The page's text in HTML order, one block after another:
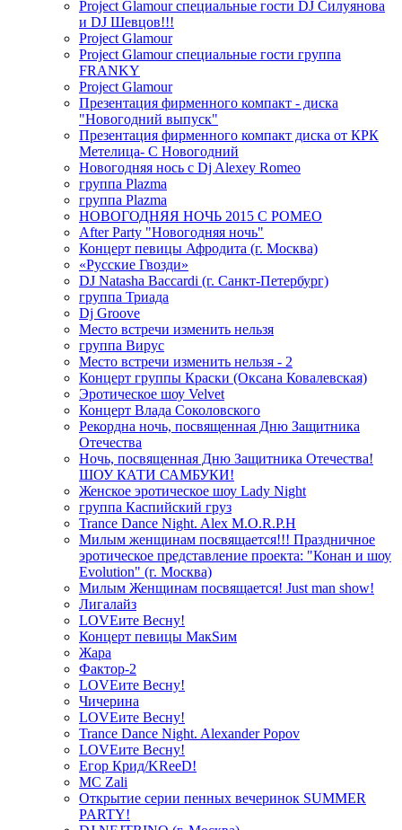
Project Glamour специальные гости DJ Силуянова
и DJ Шевцов!!!
Project Glamour
Project Glamour специальные гости группа
FRANKY
Project Glamour
Презентация фирменного компакт - диска
"Новогодний выпуск"
Презентация фирменного компакт диска от КРК
Метелица- С Новогодний
Новогодняя нось с Dj Alexey Romeo
группа Plazma
группа Plazma
НОВОГОДНЯЯ НОЧЬ 2015 C РОМЕО
After Party "Новогодняя ночь"
Концерт певицы Афродита (г. Москва)
«Русские Гвозди»
DJ Natasha Baccardi (г. Санкт-Петербург)
группа Триада
Dj Groove
Место встречи изменить нельзя
группа Вирус
Место встречи изменить нельзя - 2
Концерт группы Краски (Оксана Ковалевская)
Эротическое шоу Velvet
Концерт Влада Соколовского
Рекордна ночь, посвященная Дню Защитника
Отечества
Ночь, посвященная Дню Защитника Отечества!
ШОУ КАТИ САМБУКИ!
Женское эротическое шоу Lady Night
группа Каспийский груз
Trance Dance Night. Alex M.O.R.P.H
Милым женщинам посвящается!!! Праздничное
эротическое представление проекта: "Конан и шоу
Evolution" (г. Москва)
Милым Женщинам посвящается! Just man show!
Лигалайз
LOVEите Весну!
Концерт певицы МакSим
Жара
Фактор-2
LOVEите Весну!
Чичерина
LOVEите Весну!
Trance Dance Night. Alexander Popov
LOVEите Весну!
Егор Крид/KReeD!
MC Zali
Открытие серии пенных вечеринок SUMMER
PARTY!